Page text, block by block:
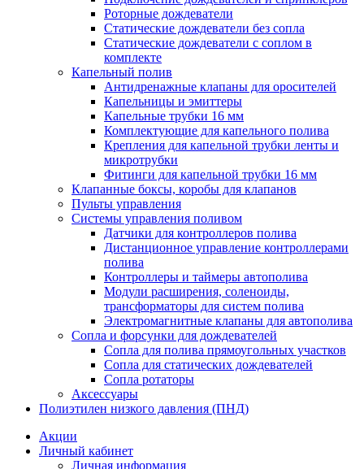
Роторные дождеватели
Статические дождеватели без сопла
Статические дождеватели с соплом в
комплекте
Капельный полив
Антидренажные клапаны для оросителей
Капельницы и эмиттеры
Капельные трубки 16 мм
Комплектующие для капельного полива
Крепления для капельной трубки ленты и
микротрубки
Фитинги для капельной трубки 16 мм
Клапанные боксы, коробы для клапанов
Пульты управления
Системы управления поливом
Датчики для контроллеров полива
Дистанционное управление контроллерами
полива
Контроллеры и таймеры автополива
Модули расширения, соленоиды,
трансформаторы для систем полива
Электромагнитные клапаны для автополива
Сопла и форсунки для дождевателей
Сопла для полива прямоугольных участков
Сопла для статических дождевателей
Сопла ротаторы
Аксессуары
Полиэтилен низкого давления (ПНД)
Акции
Личный кабинет
Личная информация